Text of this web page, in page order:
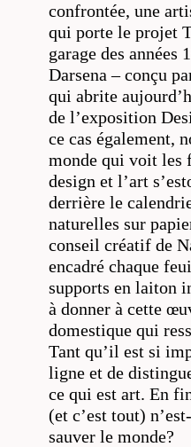
confrontée, une
qui porte le projet
garage des années
Darsena – conçu
qui abrite
de l’exposition
ce cas également,
monde qui voit les
design et l’art
derrière le
naturelles sur
conseil créatif de
encadré chaque
supports en laiton
à donner à cette
domestique qui
Tant qu’il est si
ligne et de
ce qui est art. En
(et c’est tout)
sauver le monde?